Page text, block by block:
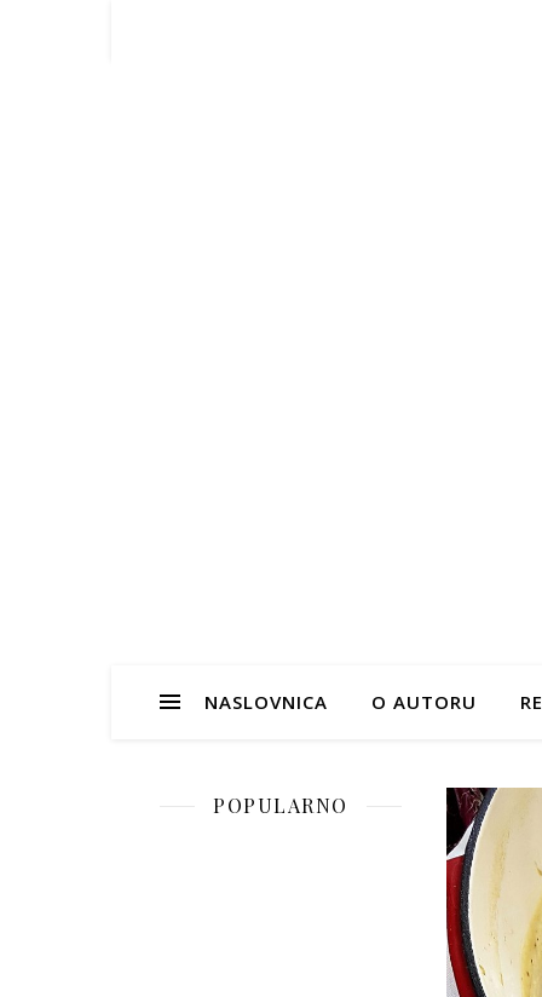
NASLOVNICA O AUTORU
POPULARNO